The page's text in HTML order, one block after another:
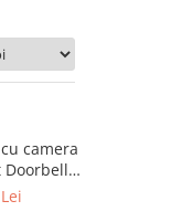
camera
Doorbell